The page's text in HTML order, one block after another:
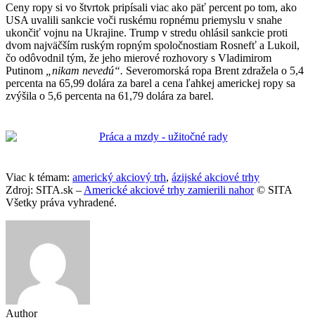
Ceny ropy si vo štvrtok pripísali viac ako päť percent po tom, ako
USA uvalili sankcie voči ruskému ropnému priemyslu v snahe
ukončiť vojnu na Ukrajine. Trump v stredu ohlásil sankcie proti
dvom najväčším ruským ropným spoločnostiam Rosnefť a Lukoil,
čo odôvodnil tým, že jeho mierové rozhovory s Vladimirom
Putinom
„nikam nevedú“. Severomorská ropa Brent zdražela o 5,4
percenta na 65,99 dolára za barel a cena ľahkej americkej ropy sa
zvýšila o 5,6 percenta na 61,79 dolára za barel.
Viac k témam: americký akciový trh, ázijské akciové trhy
Zdroj: SITA.sk – Americké akciové trhy zamierili nahor© SITA
Všetky práva vyhradené.
Author